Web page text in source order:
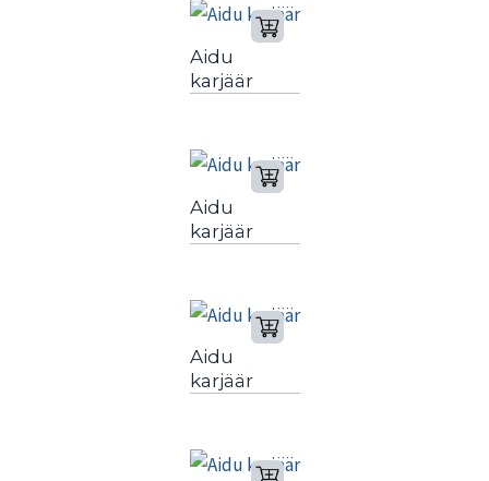
Aidu
karjäär
Aidu
karjäär
Aidu
karjäär